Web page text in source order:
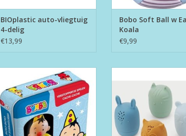
BIOplastic auto-vliegtuig
4-delig
€13,99
Bobo Soft Ball w
Koala
€9,99
Bumba Verstoppertje Spelen
TOEVOEGEN AAN WINKELWAGEN